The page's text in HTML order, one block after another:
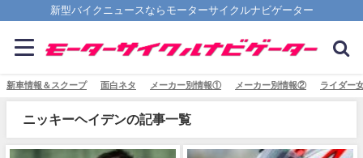
新型バイクニュースならモーターサイクルナビゲーター
新車情報＆スクープ 面白ネタ メーカー別情報① メーカー別情報② ライダー
ニッキーヘイデンの記事一覧